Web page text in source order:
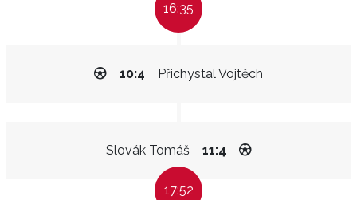
16:35
Přichystal Vojtěch
10:4
Slovák Tomáš 11:4
17:52